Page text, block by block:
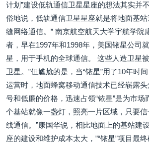
计划”建设低轨通信卫星星座的想法其实并
俗地说，低轨通信卫星星座就是将地面基
缝网络通信。” 南京航空航天大学宇航学院
者，早在1997年和1998年，美国铱星公司
星，用于手机的全球通信。 这些人造卫星
卫星。”但尴尬的是，当“铱星”用了10年时
运营时，地面蜂窝移动通信技术已经崭露
号和低廉的价格，迅速占领“铱星”是为市场
个基站就像一盏灯，照亮一片区域，只要
线通信。”康国华说，相比地面上的基站建
座的建设和维护成本太大，”“铱星”项目最